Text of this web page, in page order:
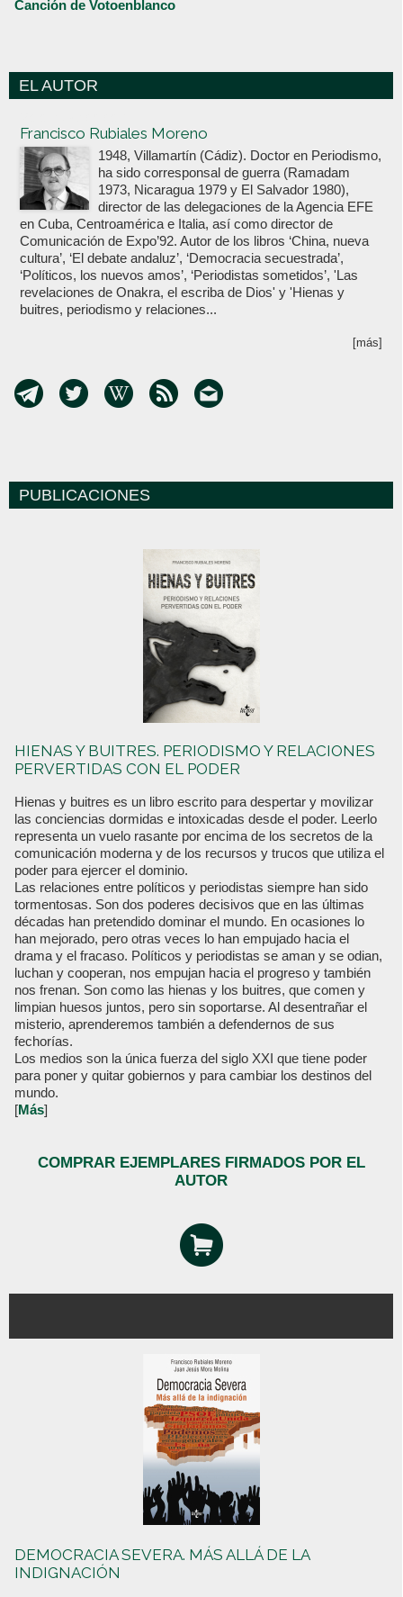
Canción de Votoenblanco
EL AUTOR
Francisco Rubiales Moreno
1948, Villamartín (Cádiz). Doctor en Periodismo,
ha sido corresponsal de guerra (Ramadam
1973, Nicaragua 1979 y El Salvador 1980),
director de las delegaciones de la Agencia EFE
en Cuba, Centroamérica e Italia, así como director de
Comunicación de Expo’92. Autor de los libros ‘China, nueva
cultura’, ‘El debate andaluz’, ‘Democracia secuestrada’,
‘Políticos, los nuevos amos’, ‘Periodistas sometidos’, 'Las
revelaciones de Onakra, el escriba de Dios' y 'Hienas y
buitres, periodismo y relaciones...
[más]
PUBLICACIONES
HIENAS Y BUITRES. PERIODISMO Y RELACIONES
PERVERTIDAS CON EL PODER
Hienas y buitres es un libro escrito para despertar y movilizar
las conciencias dormidas e intoxicadas desde el poder. Leerlo
representa un vuelo rasante por encima de los secretos de la
comunicación moderna y de los recursos y trucos que utiliza el
poder para ejercer el dominio.
Las relaciones entre políticos y periodistas siempre han sido
tormentosas. Son dos poderes decisivos que en las últimas
décadas han pretendido dominar el mundo. En ocasiones lo
han mejorado, pero otras veces lo han empujado hacia el
drama y el fracaso. Políticos y periodistas se aman y se odian,
luchan y cooperan, nos empujan hacia el progreso y también
nos frenan. Son como las hienas y los buitres, que comen y
limpian huesos juntos, pero sin soportarse. Al desentrañar el
misterio, aprenderemos también a defendernos de sus
fechorías.
Los medios son la única fuerza del siglo XXI que tiene poder
para poner y quitar gobiernos y para cambiar los destinos del
mundo.
[Más]
COMPRAR EJEMPLARES FIRMADOS POR EL
AUTOR
DEMOCRACIA SEVERA. MÁS ALLÁ DE LA
INDIGNACIÓN